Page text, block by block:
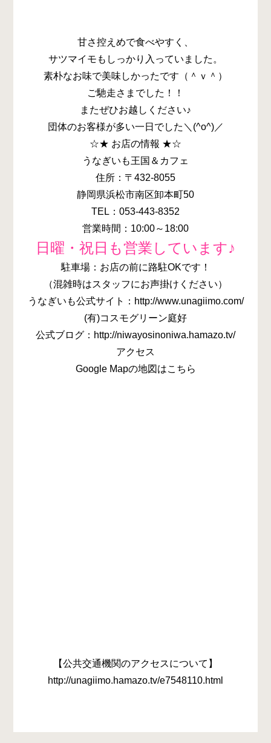
甘さ控えめで食べやすく、
サツマイモもしっかり入っていました。
素朴なお味で美味しかったです（＾ｖ＾）
ご馳走さまでした！！
またぜひお越しください♪
団体のお客様が多い一日でした＼(^o^)／
☆★ お店の情報 ★☆
うなぎいも王国＆カフェ
住所：〒432-8055
静岡県浜松市南区卸本町50
TEL：053-443-8352
営業時間：10:00～18:00
日曜・祝日も営業しています♪
駐車場：お店の前に路駐OKです！
（混雑時はスタッフにお声掛けください）
うなぎいも公式サイト：http://www.unagiimo.com/
(有)コスモグリーン庭好
公式ブログ：http://niwayosinoniwa.hamazo.tv/
アクセス
Google Mapの地図はこちら
【公共交通機関のアクセスについて】
http://unagiimo.hamazo.tv/e7548110.html